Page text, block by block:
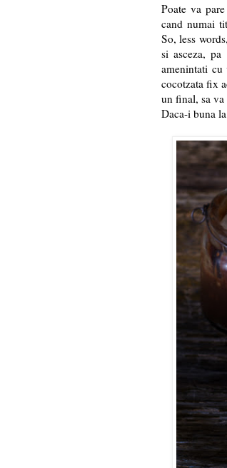
Poate va
cand numai
So, less
si asceza,
amenintati
cocotzata fix
un final, sa
Daca-i buna